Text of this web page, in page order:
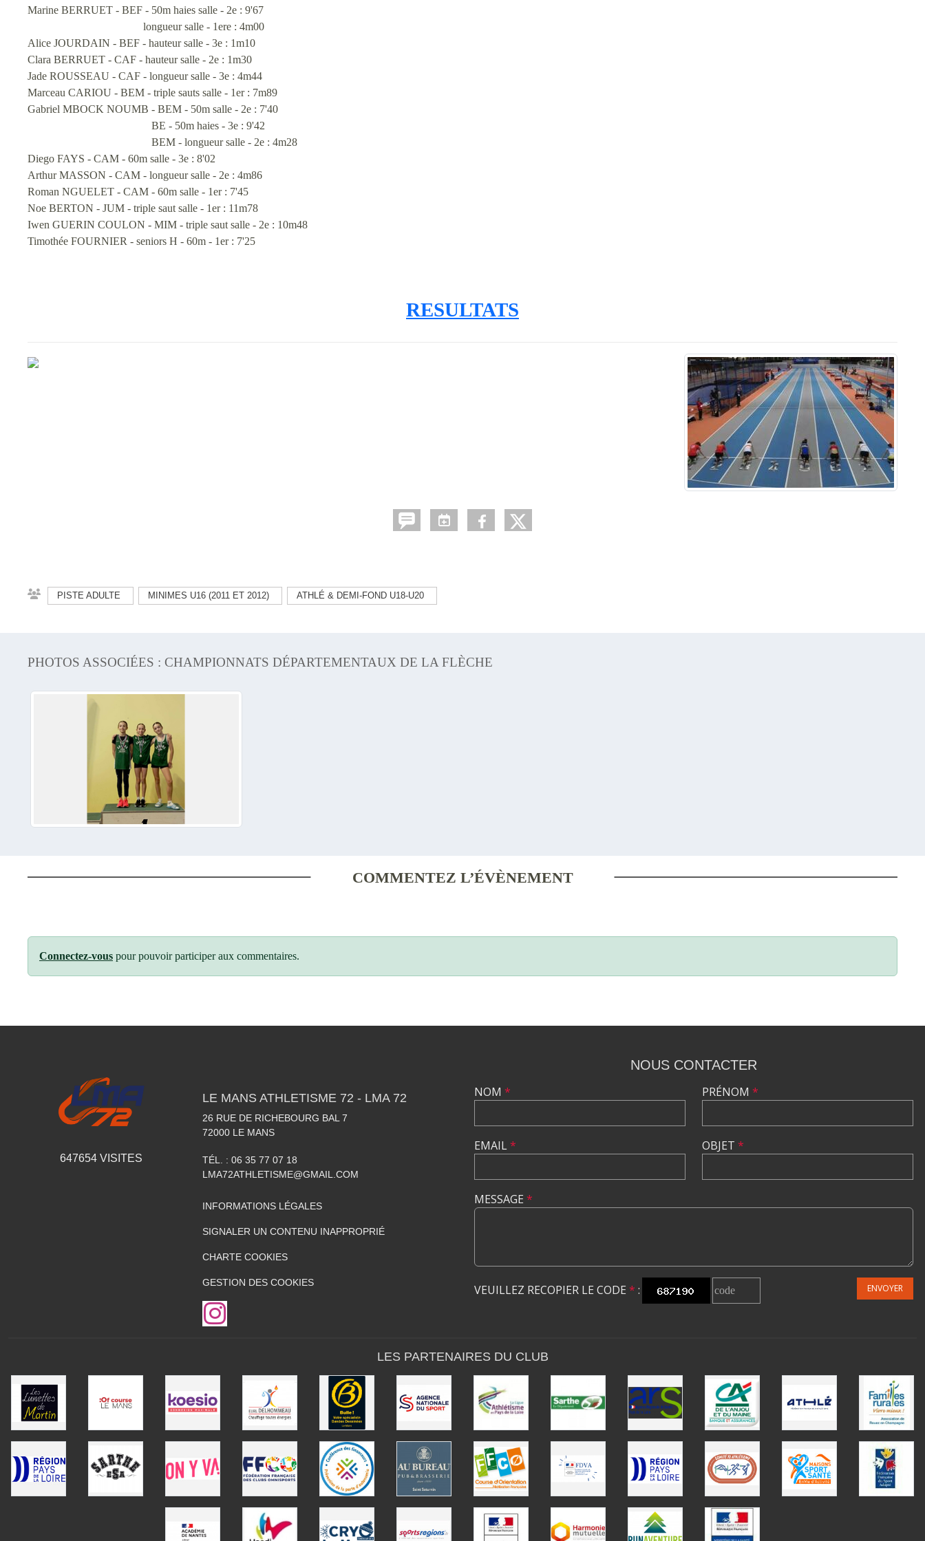
Marine BERRUET - BEF - 50m haies salle - 2e : 9'67
longueur salle - 1ere : 4m00
Alice JOURDAIN - BEF - hauteur salle - 3e : 1m10
Clara BERRUET - CAF - hauteur salle - 2e : 1m30
Jade ROUSSEAU - CAF - longueur salle - 3e : 4m44
Marceau CARIOU - BEM - triple sauts salle - 1er : 7m89
Gabriel MBOCK NOUMB - BEM - 50m salle - 2e : 7'40
BE - 50m haies - 3e : 9'42
BEM - longueur salle - 2e : 4m28
Diego FAYS - CAM - 60m salle - 3e : 8'02
Arthur MASSON - CAM - longueur salle - 2e : 4m86
Roman NGUELET - CAM - 60m salle - 1er : 7'45
Noe BERTON - JUM - triple saut salle - 1er : 11m78
Iwen GUERIN COULON - MIM - triple saut salle - 2e : 10m48
Timothée FOURNIER - seniors H - 60m - 1er : 7'25
RESULTATS
PISTE ADULTE MINIMES U16 (2011 ET 2012) ATHLÉ & DEMI-FOND U18-U20
PHOTOS ASSOCIÉES : CHAMPIONNATS DÉPARTEMENTAUX DE LA FLÈCHE
COMMENTEZ L’ÉVÈNEMENT
Connectez-vous pour pouvoir participer aux commentaires.
647654 VISITES
LE MANS ATHLETISME 72 - LMA 72
26 RUE DE RICHEBOURG BAL 7
72000 LE MANS
TÉL. : 06 35 77 07 18
LMA72ATHLETISME@GMAIL.COM
INFORMATIONS LÉGALES
SIGNALER UN CONTENU INAPPROPRIÉ
CHARTE COOKIES
GESTION DES COOKIES
NOUS CONTACTER
NOM *
EMAIL*
PRÉNOM *
OBJET *
MESSAGE *
VEUILLEZ RECOPIER LE CODE * : ENVOYER
LES PARTENAIRES DU CLUB